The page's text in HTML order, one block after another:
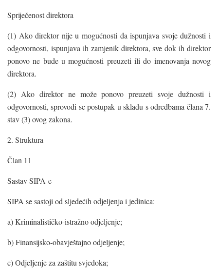
Spriječenost direktora
(1) Ako direktor nije u mogućnosti da ispunjava svoje dužnosti i
odgovornosti, ispunjava ih zamjenik direktora, sve dok ih direktor
ponovo ne bude u mogućnosti preuzeti ili do imenovanja novog
direktora.
(2) Ako direktor ne može ponovo preuzeti svoje dužnosti i
odgovornosti, sprovodi se postupak u skladu s odredbama člana 7.
stav (3) ovog zakona.
2. Struktura
Član 11
Sastav SIPA-e
SIPA se sastoji od sljedećih odjeljenja i jedinica:
a) Kriminalističko-istražno odjeljenje;
b) Finansijsko-obavještajno odjeljenje;
c) Odjeljenje za zaštitu svjedoka;